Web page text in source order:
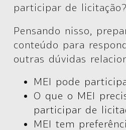
participar de licitação?
Pensando nisso,
conteúdo para
outras dúvidas
MEI pode
O que o MEI
participar de
MEI tem